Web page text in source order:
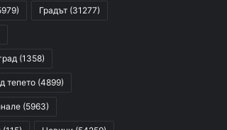
Градът (31277)
(1358)
тепето (4899)
(5963)